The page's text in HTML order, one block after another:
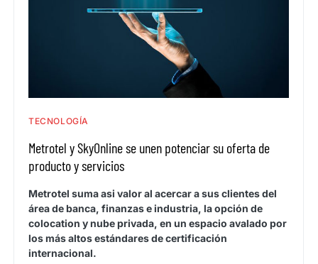
TECNOLOGÍA
Metrotel y SkyOnline se unen potenciar su oferta de
producto y servicios
Metrotel suma asi valor al acercar a sus clientes del
área de banca, finanzas e industria, la opción de
colocation y nube privada, en un espacio avalado por
los más altos estándares de certificación
internacional.